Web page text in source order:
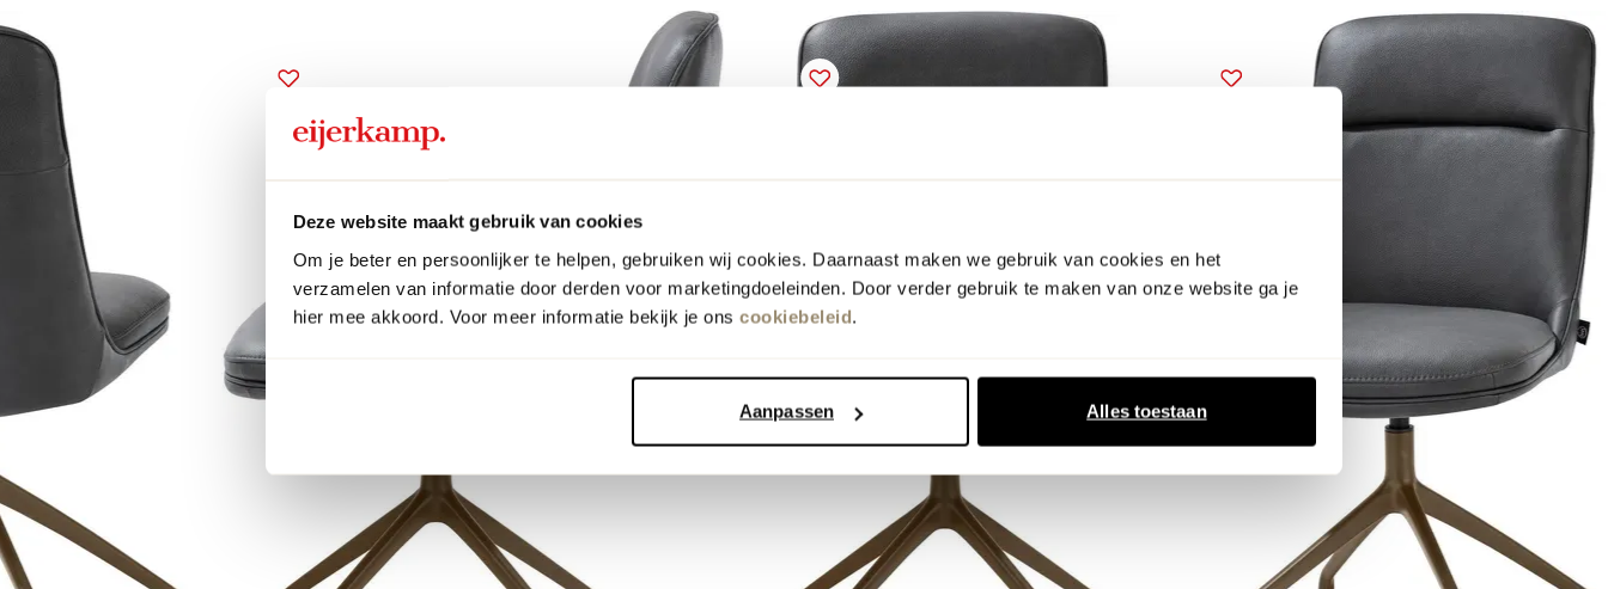
Deze website maakt gebruik van cookies
Om je beter en persoonlijker te helpen, gebruiken wij cookies. Daarnaast maken we gebruik van cookies en het
verzamelen van informatie door derden voor marketingdoeleinden. Door verder gebruik te maken van onze website ga je
hier mee akkoord. Voor meer informatie bekijk je ons cookiebeleid.
Aanpassen Alles toestaan